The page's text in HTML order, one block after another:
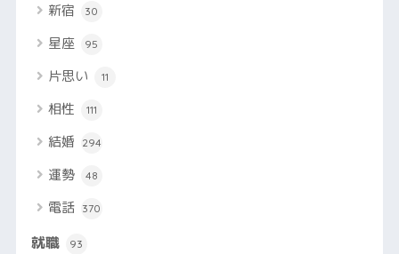
新宿 30
星座 95
片思い 11
相性 111
結婚 294
運勢 48
電話 370
就職 93